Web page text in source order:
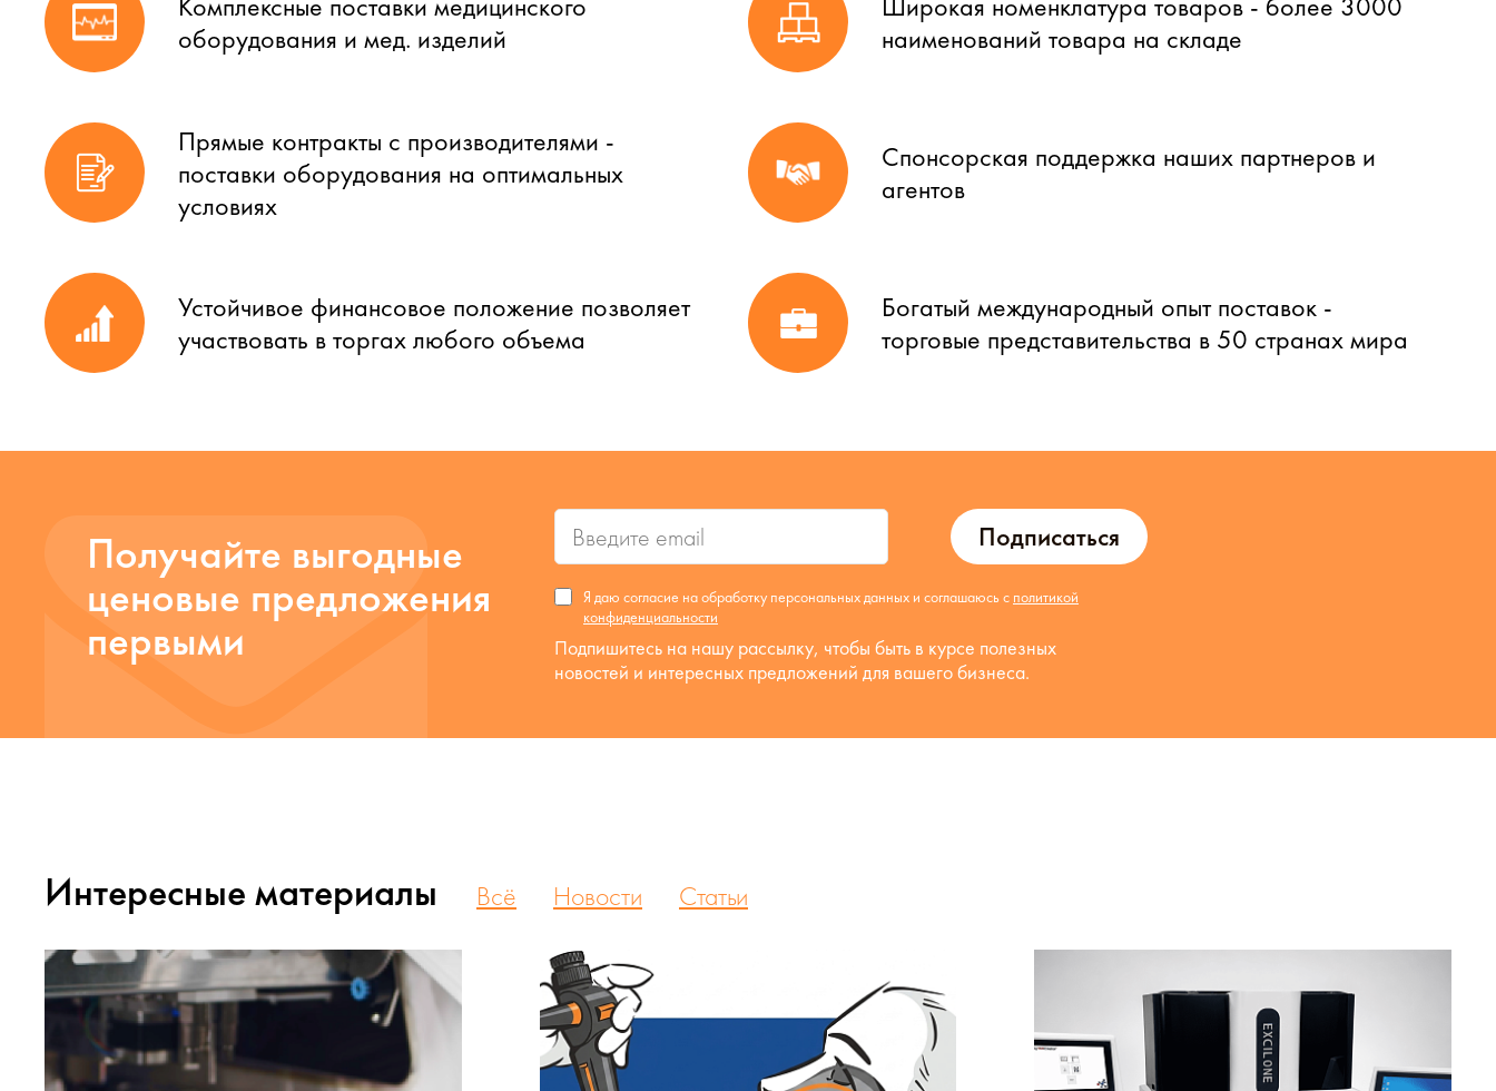
оборудования и мед. изделий
Прямые контракты с производителями -
поставки оборудования на оптимальных
условиях
Устойчивое финансовое положение позволяет
участвовать в торгах любого объема
наименований товара на складе
Спонсорская поддержка наших партнеров и
агентов
Богатый международный опыт поставок -
торговые представительства в 50 странах мира
Получайте выгодные
ценовые предложения
первыми
Подписаться
Я даю согласие на обработку персональных данных и соглашаюсь с политикой
конфиденциальности
Подпишитесь на нашу рассылку, чтобы быть в курсе полезных
новостей и интересных предложений для вашего бизнеса.
Интересные материалы Всё Новости Статьи